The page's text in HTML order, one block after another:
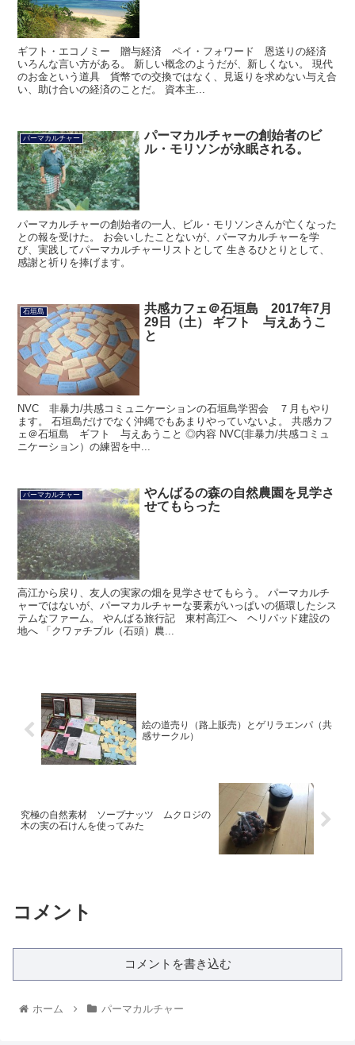
ギフト・エコノミー 贈与経済 ペイ・フォワード 恩送りの経済
いろんな言い方がある。 新しい概念のようだが、新しくない。 現代
のお金という道具 貨幣での交換ではなく、見返りを求めない与え合
い、助け合いの経済のことだ。 資本主...
パーマカルチャー
パーマカルチャーの創始者のビ
ル・モリソンが永眠される。
パーマカルチャーの創始者の一人、ビル・モリソンさんが亡くなった
との報を受けた。 お会いしたことないが、パーマカルチャーを学
び、実践してパーマカルチャーリストとして 生きるひとりとして、
感謝と祈りを捧げます。
石垣島
共感カフェ＠石垣島 2017年7月
29日（土） ギフト 与えあうこ
と
NVC 非暴力/共感コミュニケーションの石垣島学習会 ７月もやり
ます。 石垣島だけでなく沖縄でもあまりやっていないよ。 共感カフ
ェ＠石垣島 ギフト 与えあうこと ◎内容 NVC(非暴力/共感コミュ
ニケーション）の練習を中...
パーマカルチャー
やんばるの森の自然農園を見学さ
せてもらった
高江から戻り、友人の実家の畑を見学させてもらう。 パーマカルチ
ャーではないが、パーマカルチャーな要素がいっぱいの循環したシス
テムなファーム。 やんばる旅行記 東村高江へ ヘリパッド建設の
地へ 「クワァチブル（石頭）農...
絵の道売り（路上販売）とゲリラエンパ（共
感サークル）
究極の自然素材 ソープナッツ ムクロジの
木の実の石けんを使ってみた
コメント
コメントを書き込む
ホーム パーマカルチャー